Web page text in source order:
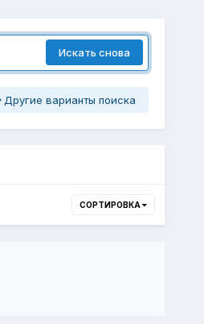
Искать снова
Другие варианты поиска
СОРТИРОВКА